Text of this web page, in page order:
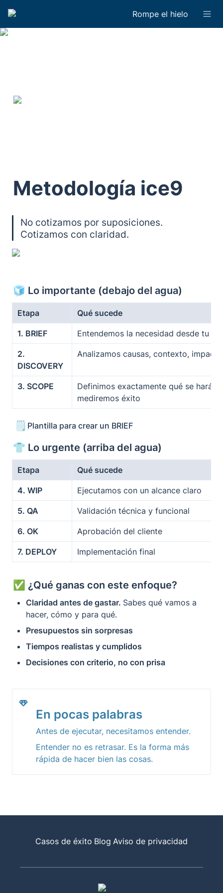
Rompe el hielo
Metodología ice9
No cotizamos por suposiciones.
Cotizamos con claridad.
🧊 Lo importante (debajo del agua)
Etapa Qué sucede
1. BRIEF Entendemos la necesidad desde tu
2.
DISCOVERY
Analizamos causas, contexto,
3. SCOPE
Definimos exactamente qué se hará y
mediremos éxito
🗒️ Plantilla para crear un BRIEF
👕 Lo urgente (arriba del agua)
Etapa Qué sucede
4. WIP Ejecutamos con un alcance claro
5. QA Validación técnica y funcional
6. OK Aprobación del cliente
7. DEPLOY Implementación final
✅ ¿Qué ganas con este enfoque?
Claridad antes de gastar. Sabes qué vamos a
hacer, cómo y para qué.
Presupuestos sin sorpresas
Tiempos realistas y cumplidos
Decisiones con criterio, no con prisa
En pocas palabras
Antes de ejecutar, necesitamos entender.
Entender no es retrasar. Es la forma más
rápida de hacer bien las cosas.
Casos de éxito Blog Aviso de privacidad